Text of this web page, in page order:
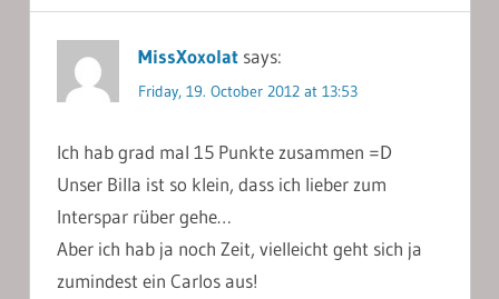
MissXoxolat says:
Friday, 19. October 2012 at 13:53
Ich hab grad mal 15 Punkte zusammen =D
Unser Billa ist so klein, dass ich lieber zum
Interspar rüber gehe…
Aber ich hab ja noch Zeit, vielleicht geht sich ja
zumindest ein Carlos aus!